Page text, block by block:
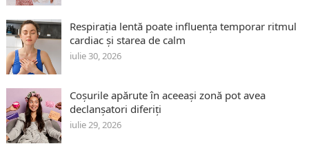
Respirația lentă poate influența temporar ritmul
cardiac și starea de calm
iulie 30, 2026
Coșurile apărute în aceeași zonă pot avea
declanșatori diferiți
iulie 29, 2026